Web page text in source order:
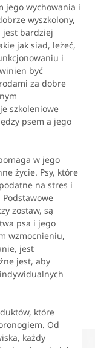
jego wychowania i
wyszkolony,
jest bardziej
jak siad, leżeć,
i
być
za dobre
szkoleniowe
psem a jego
w jego
życie. Psy, które
na stres i
zostaw, są
psa i jego
wzmocnieniu,
jest
jest, aby
które
Od
każdy